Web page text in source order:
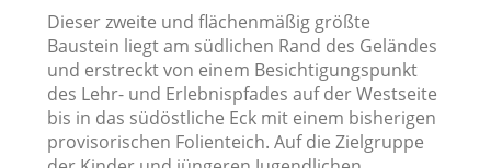
Dieser zweite und flächenmäßig größte
Baustein liegt am südlichen Rand des Geländes
und erstreckt von einem Besichtigungspunkt
des Lehr- und Erlebnispfades auf der Westseite
bis in das südöstliche Eck mit einem bisherigen
provisorischen Folienteich. Auf die Zielgruppe